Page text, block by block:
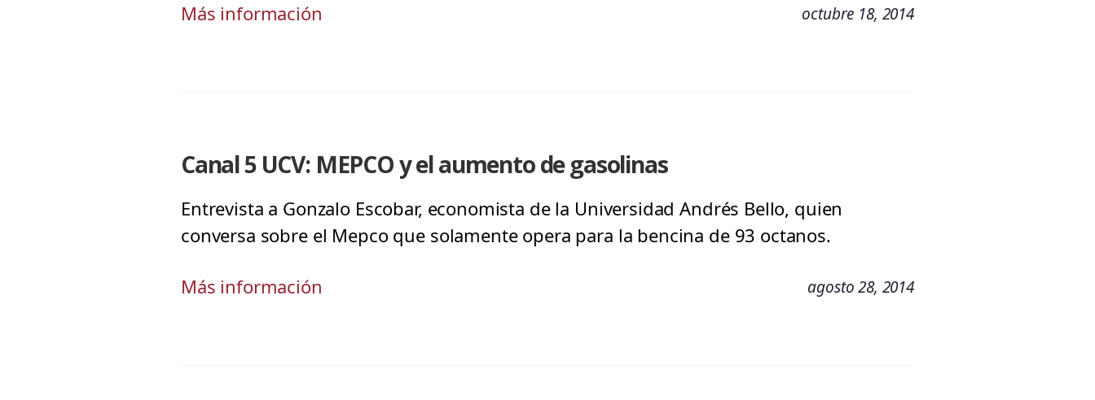
Más información octubre 18, 2014
Canal 5 UCV: MEPCO y el aumento de gasolinas
Entrevista a Gonzalo Escobar, economista de la Universidad Andrés Bello, quien
conversa sobre el Mepco que solamente opera para la bencina de 93 octanos.
Más información agosto 28, 2014